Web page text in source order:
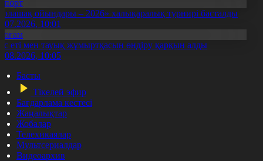
ойындары – 2026» халықаралық турнирі басталды
10:01
еті мен тауық жұмыртқасын өндіру қарқын алды
10:05
Басты
Тікелей эфир
Бағдарлама кестесі
Жаңалықтар
Жобалар
Телехикаялар
Мультсериалдар
Видеоархив